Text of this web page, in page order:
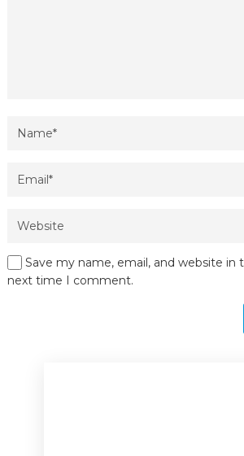
Save my name, email, and website in
next time I comment.